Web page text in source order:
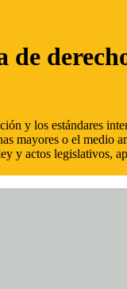
y los estándares
mayores o el medio
y actos legislativos,